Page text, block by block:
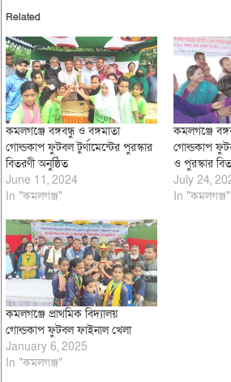
Related
কমলগঞ্জে বঙ্গবন্ধু ও বঙ্গমাতা
গোল্ডকাপ ফুটবল টুর্ণামেন্টের পুরস্কার
বিতরণী অনুষ্ঠিত
June 11, 2024
In "কমলগঞ্জ"
কমলগঞ্জে
গোল্ডকাপ
ও পুরস্কার
July 24,
In "কমলগঞ্জ"
কমলগঞ্জে প্রাথমিক বিদ্যালয়
গোল্ডকাপ ফুটবল ফাইনাল খেলা
January 6, 2025
In "কমলগঞ্জ"